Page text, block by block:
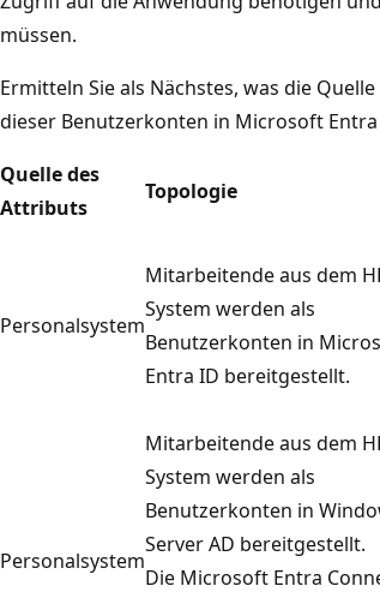
müssen.
Ermitteln Sie als Nächstes, was die
dieser Benutzerkonten in Microsoft Entra
Quelle des
Attributs
Topologie
Personalsystem
Mitarbeitende aus dem
System werden als
Benutzerkonten in
Entra ID bereitgestellt.
Personalsystem
Mitarbeitende aus dem
System werden als
Benutzerkonten in
Server AD bereitgestellt.
Die Microsoft Entra